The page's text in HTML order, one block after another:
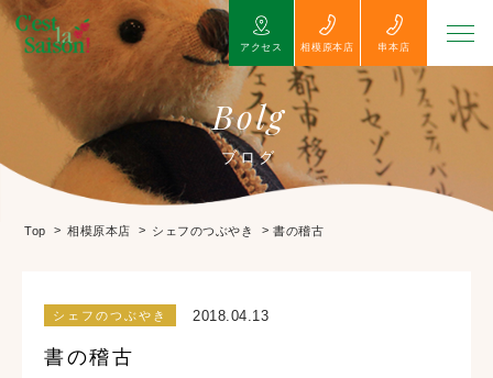
アクセス 相模原本店 串本店
Bolg
ブログ
Top > 相模原本店 > シェフのつぶやき >書の稽古
シェフのつぶやき 2018.04.13
書の稽古